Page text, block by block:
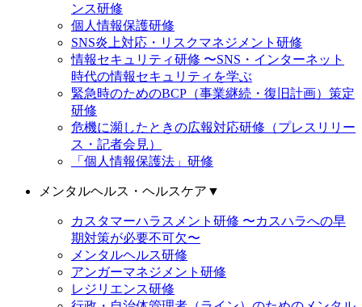
ンス研修
個人情報保護研修
SNS炎上対応・リスクマネジメント研修
情報セキュリティ研修 〜SNS・インターネット
時代の情報セキュリティを学ぶ
緊急時のためのBCP（事業継続・復旧計画）策定
研修
危機に瀕したときの広報対応研修（プレスリリー
ス・記者会見）
「個人情報保護法」研修
メンタルヘルス・ヘルスケア ▼
カスタマーハラスメント研修 〜カスハラへの早
期対策が必要不可欠〜
メンタルヘルス研修
アンガーマネジメント研修
レジリエンス研修